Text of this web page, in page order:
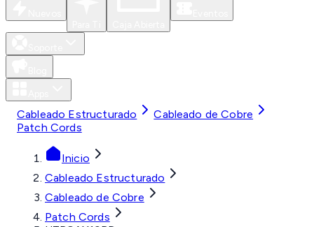
Cableado Estructurado
Cableado de Cobre
Patch Cords
Inicio
Cableado Estructurado
Cableado de Cobre
Patch Cords